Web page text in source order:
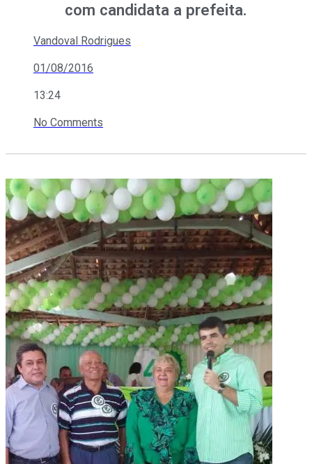
com candidata a prefeita.
Vandoval Rodrigues
01/08/2016
13:24
No Comments